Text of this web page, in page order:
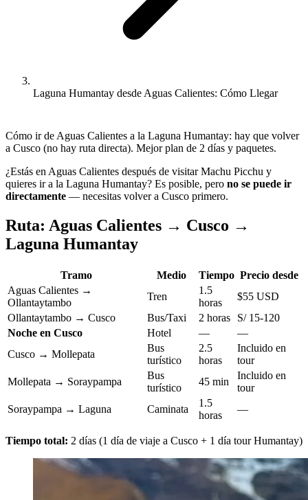
Laguna Humantay desde Aguas Calientes: Cómo Llegar
Cómo ir de Aguas Calientes a la Laguna Humantay: hay que volver
a Cusco (no hay ruta directa). Mejor plan de 2 días y paquetes.
¿Estás en Aguas Calientes después de visitar Machu Picchu y
quieres ir a la Laguna Humantay? Es posible, pero no se puede ir
directamente — necesitas volver a Cusco primero.
Ruta: Aguas Calientes → Cusco →
Laguna Humantay
Tramo Medio Tiempo Precio desde
Aguas Calientes →
Ollantaytambo
Tren
1.5
horas
$55 USD
Ollantaytambo → Cusco
Bus/Taxi 2 horas
S/ 15-120
Noche en Cusco
Hotel —
—
Cusco → Mollepata
Bus
turístico
2.5
horas
Incluido en
tour
Mollepata → Soraypampa
Bus
turístico
45 min
Incluido en
tour
Soraypampa → Laguna
Caminata
1.5
horas
—
Tiempo total: 2 días (1 día de viaje a Cusco + 1 día tour Humantay)